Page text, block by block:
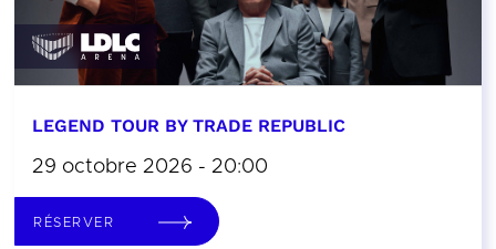
LEGEND TOUR BY TRADE REPUBLIC
29 octobre 2026 - 20:00
RÉSERVER